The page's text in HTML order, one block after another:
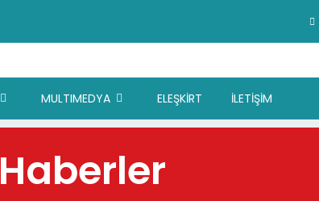
MULTIMEDYA ELEŞKİRT İLETİŞİM
Haberler